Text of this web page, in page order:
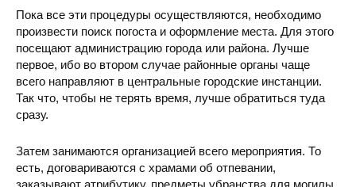
Пока все эти процедуры осуществляются, необходимо
произвести поиск погоста и оформление места. Для этого
посещают администрацию города или района. Лучше
первое, ибо во втором случае районные органы чаще
всего направляют в центральные городские инстанции.
Так что, чтобы не терять время, лучше обратиться туда
сразу.
Затем занимаются организацией всего мероприятия. То
есть, договариваются с храмами об отпевании,
заказывают атрибутику, предметы убранства для могилы,